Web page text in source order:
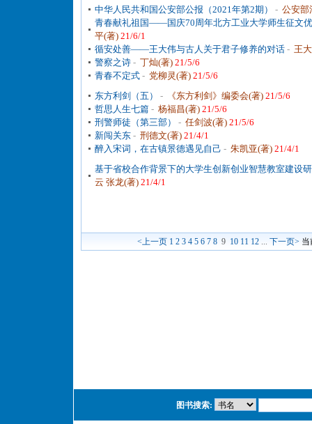
中华人民共和国公安部公报（2021年第2期）
- 公安部
青春献礼祖国——国庆70周年北方工业大学师生征文
平(著) 21/6/1
循安处善——王大伟与古人关于君子修养的对话 - 王
警察之诗 - 丁灿(著) 21/5/6
青春不定式 - 党柳灵(著) 21/5/6
东方利剑（五）
- 《东方利剑》编委会(著) 21/5/6
哲思人生七篇 - 杨福昌(著) 21/5/6
刑警师徒（第三部）
- 任剑波(著) 21/5/6
新闯关东 - 刑德文(著) 21/4/1
醉入宋词，在古镇景德遇见自己 - 朱凯亚(著) 21/4/1
基于省校合作背景下的大学生创新创业智慧教室建设
云 张龙(著) 21/4/1
<上一页 1 2 3 4 5 6 7 8 9 10 11 12 ... 下一页> 当
图书搜索: